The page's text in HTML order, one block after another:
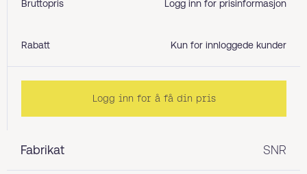
Fabrikat SNR
Bruttopris Logg inn for prisinformasjon
Rabatt Kun for innloggede kunder
Logg inn for å få din pris